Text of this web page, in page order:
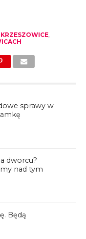
,
sprawy w
dworcu?
nad tym
Będą